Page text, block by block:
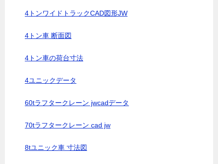
4トンワイドトラックCAD図形JW
4トン車 断面図
4トン車の荷台寸法
4ユニックデータ
60tラフタークレーン jwcadデータ
70tラフタークレーン cad jw
8tユニック車 寸法図